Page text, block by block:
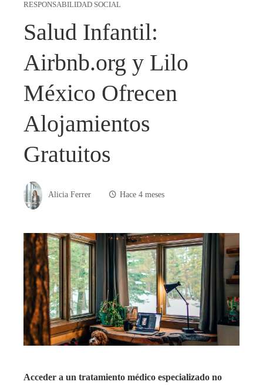
RESPONSABILIDAD SOCIAL
Salud Infantil:
Airbnb.org y Lilo
México Ofrecen
Alojamientos
Gratuitos
Alicia Ferrer Hace 4 meses
Acceder a un tratamiento médico especializado no